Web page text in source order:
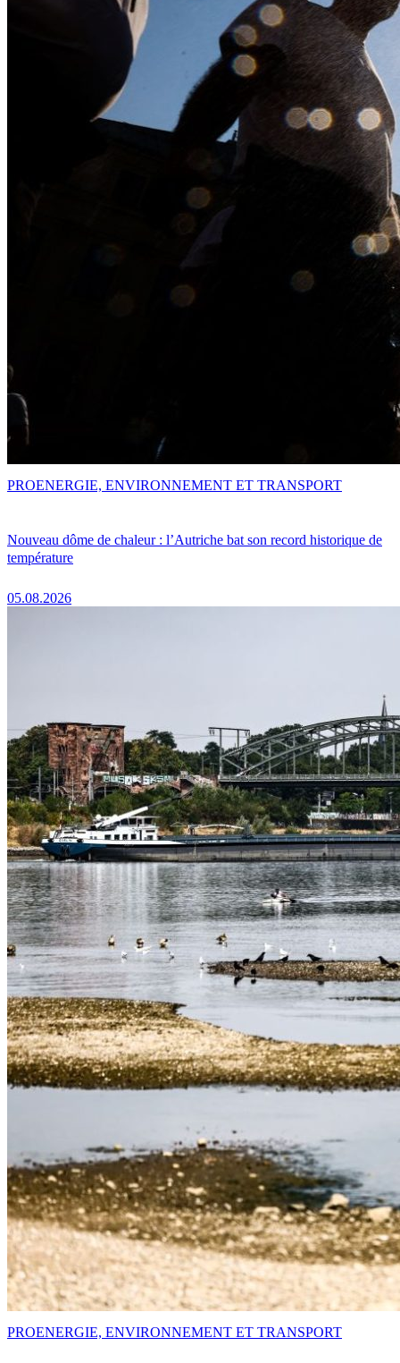
Nouveau dôme de chaleur : l’Autriche bat son record historique de
température
05.08.2026
PROENERGIE, ENVIRONNEMENT ET TRANSPORT
PROENERGIE, ENVIRONNEMENT ET TRANSPORT